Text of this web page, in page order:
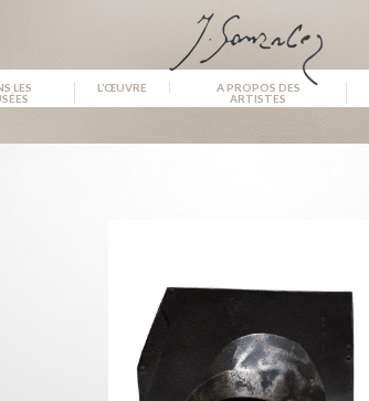
LES
L’ŒUVRE
A PROPOS DES
ARTISTES